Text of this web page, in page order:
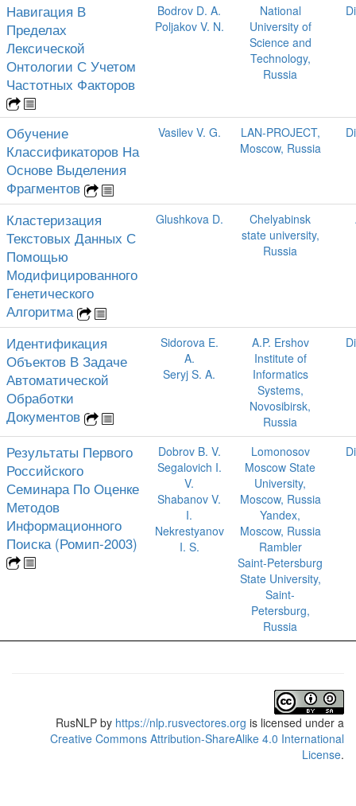
Навигация В
Пределах
Лексической
Онтологии С Учетом
Частотных Факторов
Bodrov D. A.
Poljakov V. N.
National
University of
Science and
Technology,
Russia
Обучение
Классификаторов На
Основе Выделения
Фрагментов
Vasilev V. G.
LAN-PROJECT,
Moscow, Russia
Кластеризация
Текстовых Данных С
Помощью
Модифицированного
Генетического
Алгоритма
Glushkova D.
Chelyabinsk
state university,
Russia
Идентификация
Объектов В Задаче
Автоматической
Обработки
Документов
Sidorova E.
A.
Seryj S. A.
A.P. Ershov
Institute of
Informatics
Systems,
Novosibirsk,
Russia
Результаты Первого
Российского
Семинара По Оценке
Методов
Информационного
Поиска (Ромип-2003)
Dobrov B. V.
Segalovich I.
V.
Shabanov V.
I.
Nekrestyanov
I. S.
Lomonosov
Moscow State
University,
Moscow, Russia
Yandex,
Moscow, Russia
Rambler
Saint-Petersburg
State University,
Saint-
Petersburg,
Russia
RusNLP by https://nlp.rusvectores.org is licensed under a
Creative Commons Attribution-ShareAlike 4.0 International
License.